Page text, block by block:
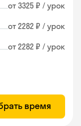
от 3325 ₽ / урок
от 2282 ₽ / урок
от 2282 ₽ / урок
время